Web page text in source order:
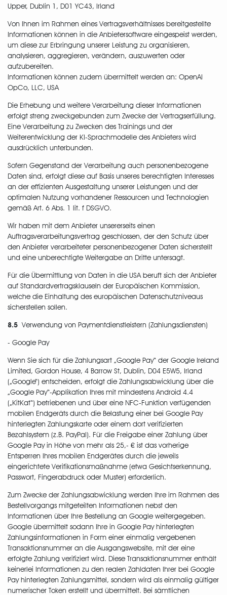
Upper, Dublin 1, D01 YC43, Irland
Von Ihnen im Rahmen eines Vertragsverhältnisses bereitgestellte
Informationen können in die Anbietersoftware eingespeist werden,
um diese zur Erbringung unserer Leistung zu organisieren,
analysieren, aggregieren, verändern, auszuwerten oder
aufzubereiten.
Informationen können zudem übermittelt werden an: OpenAI
OpCo, LLC, USA
Die Erhebung und weitere Verarbeitung dieser Informationen
erfolgt streng zweckgebunden zum Zwecke der Vertragserfüllung.
Eine Verarbeitung zu Zwecken des Trainings und der
Weiterentwicklung der KI-Sprachmodelle des Anbieters wird
ausdrücklich unterbunden.
Sofern Gegenstand der Verarbeitung auch personenbezogene
Daten sind, erfolgt diese auf Basis unseres berechtigten Interesses
an der effizienten Ausgestaltung unserer Leistungen und der
optimalen Nutzung vorhandener Ressourcen und Technologien
gemäß Art. 6 Abs. 1 lit. f DSGVO.
Wir haben mit dem Anbieter unsererseits einen
Auftragsverarbeitungsvertrag geschlossen, der den Schutz über
den Anbieter verarbeiteter personenbezogener Daten sicherstellt
und eine unberechtigte Weitergabe an Dritte untersagt.
Für die Übermittlung von Daten in die USA beruft sich der Anbieter
auf Standardvertragsklauseln der Europäischen Kommission,
welche die Einhaltung des europäischen Datenschutzniveaus
sicherstellen sollen.
8.5 Verwendung von Paymentdienstleistern (Zahlungsdiensten)
- Google Pay
Wenn Sie sich für die Zahlungsart „Google Pay“ der Google Ireland
Limited, Gordon House, 4 Barrow St, Dublin, D04 E5W5, Irland
(„Google“) entscheiden, erfolgt die Zahlungsabwicklung über die
„Google Pay“-Applikation Ihres mit mindestens Android 4.4
(„KitKat“) betriebenen und über eine NFC-Funktion verfügenden
mobilen Endgeräts durch die Belastung einer bei Google Pay
hinterlegten Zahlungskarte oder einem dort verifizierten
Bezahlsystem (z.B. PayPal). Für die Freigabe einer Zahlung über
Google Pay in Höhe von mehr als 25,- € ist das vorherige
Entsperren Ihres mobilen Endgerätes durch die jeweils
eingerichtete Verifikationsmaßnahme (etwa Gesichtserkennung,
Passwort, Fingerabdruck oder Muster) erforderlich.
Zum Zwecke der Zahlungsabwicklung werden Ihre im Rahmen des
Bestellvorgangs mitgeteilten Informationen nebst den
Informationen über Ihre Bestellung an Google weitergegeben.
Google übermittelt sodann Ihre in Google Pay hinterlegten
Zahlungsinformationen in Form einer einmalig vergebenen
Transaktionsnummer an die Ausgangswebsite, mit der eine
erfolgte Zahlung verifiziert wird. Diese Transaktionsnummer enthält
keinerlei Informationen zu den realen Zahldaten Ihrer bei Google
Pay hinterlegten Zahlungsmittel, sondern wird als einmalig gültiger
numerischer Token erstellt und übermittelt. Bei sämtlichen